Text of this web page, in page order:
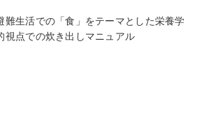
難生活での「食」をテーマとした栄養学
視点での炊き出しマニュアル